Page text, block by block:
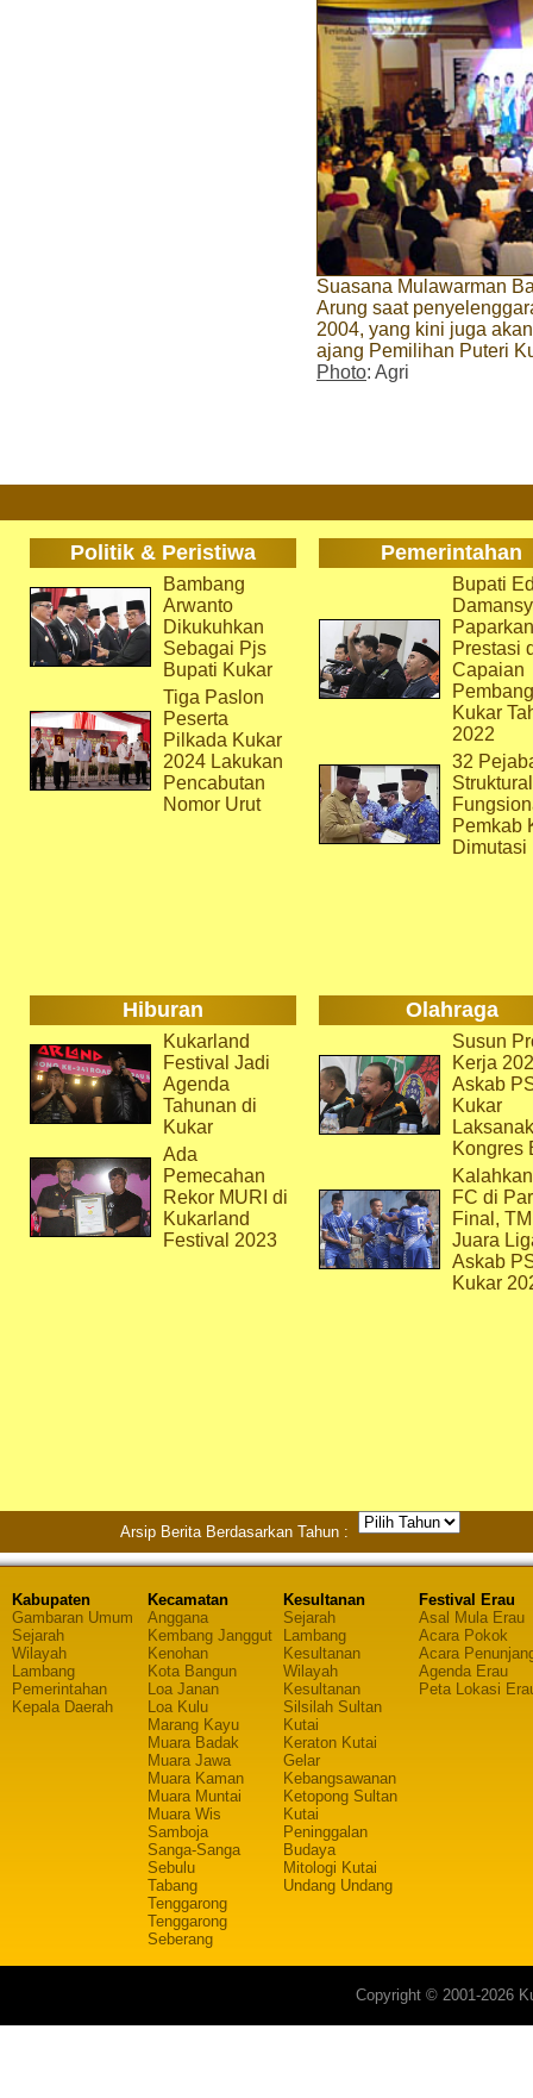
Suasana Mulawarman
Arung saat
2004, yang kini juga
ajang Pemilihan Puteri
Photo: Agri
Politik & Peristiwa Pemerintahan
Bambang
Arwanto
Dikukuhkan
Sebagai Pjs
Bupati Kukar
Tiga Paslon
Peserta
Pilkada Kukar
2024 Lakukan
Pencabutan
Nomor Urut
Bupati
Paparkan
Prestasi
Capaian
Kukar
2022
32
Pemkab
Dimutasi
Hiburan Olahraga
Kukarland
Festival Jadi
Agenda
Tahunan di
Kukar
Ada
Pemecahan
Rekor MURI di
Kukarland
Festival 2023
Susun
Kerja
Askab
Kukar
Kongres
FC di
Final,
Juara
Askab
Kukar
Arsip Berita Berdasarkan Tahun :
Kabupaten
Gambaran Umum
Sejarah
Wilayah
Lambang
Pemerintahan
Kepala Daerah
Kecamatan
Anggana
Kembang Janggut
Kenohan
Kota Bangun
Loa Janan
Loa Kulu
Marang Kayu
Muara Badak
Muara Jawa
Muara Kaman
Muara Muntai
Muara Wis
Samboja
Sanga-Sanga
Sebulu
Tabang
Tenggarong
Tenggarong
Seberang
Kesultanan
Sejarah
Lambang
Kesultanan
Wilayah
Kesultanan
Silsilah Sultan
Kutai
Keraton Kutai
Gelar
Kebangsawanan
Ketopong Sultan
Kutai
Peninggalan
Budaya
Mitologi Kutai
Undang Undang
Festival Erau
Asal Mula Erau
Acara Pokok
Acara
Agenda Erau
Peta Lokasi
Copyright © 2001-2026